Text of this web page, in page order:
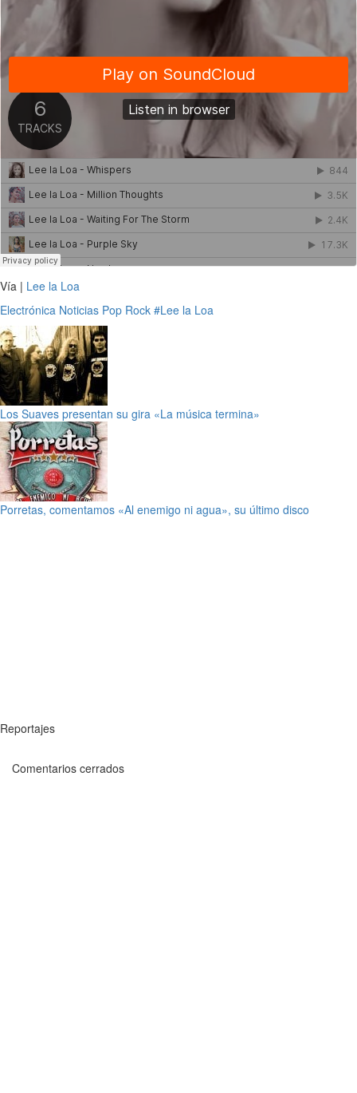
Vía | Lee la Loa
Electrónica Noticias Pop Rock #Lee la Loa
Los Suaves presentan su gira «La música termina»
Porretas, comentamos «Al enemigo ni agua», su último disco
Reportajes
Comentarios cerrados